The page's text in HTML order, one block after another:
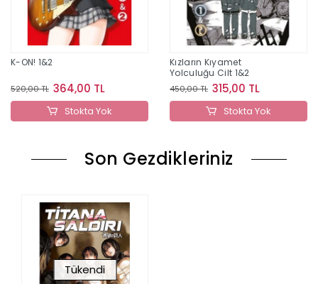
K-ON! 1&2
520,00 TL 364,00 TL
Stokta Yok
Kızların Kıyamet
Yolculuğu Cilt 1&2
450,00 TL 315,00 TL
Stokta Yok
Son Gezdikleriniz
Tükendi